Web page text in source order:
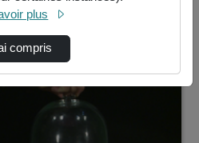
plus
compris